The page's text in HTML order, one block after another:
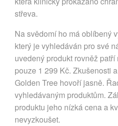
střeva.
Na svědomí ho má oblíbený
který je vyhledáván pro své
uvedený produkt rovněž
pouze 1 299 Kč. Zkušenosti
Golden Tree hovoří jasně.
vyhledávaným produktům.
produktu jeho nízká cena a
nevyzkoušet.